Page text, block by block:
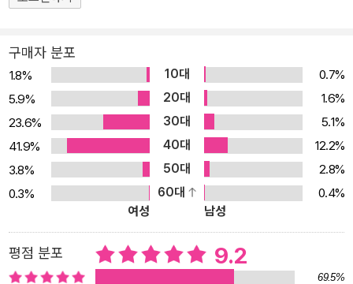
구매자 분포
1.8% 10대
0.7%
5.9%
20대
1.6%
23.6%
30대
5.1%
41.9%
40대
12.2%
3.8%
50대
2.8%
0.3%
60대
0.4%
여성
남성
평점 분포 9.2
69.5%